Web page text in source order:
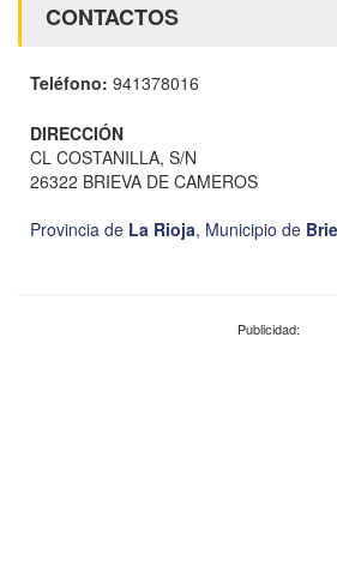
CONTACTOS
Teléfono: 941378016
DIRECCIÓN
CL COSTANILLA, S/N
26322 BRIEVA DE CAMEROS
Provincia de La Rioja, Municipio de
Publicidad: